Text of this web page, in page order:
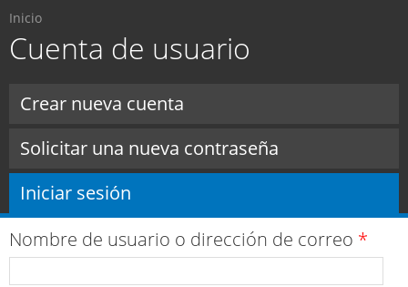
principal
Usted está aquí
Inicio
Cuenta de usuario
Crear nueva cuenta
Solicitar una nueva contraseña
Iniciar sesión
Nombre de usuario o dirección de correo *